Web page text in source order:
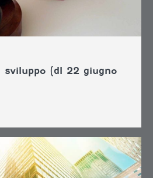
sviluppo (dl 22 giugno